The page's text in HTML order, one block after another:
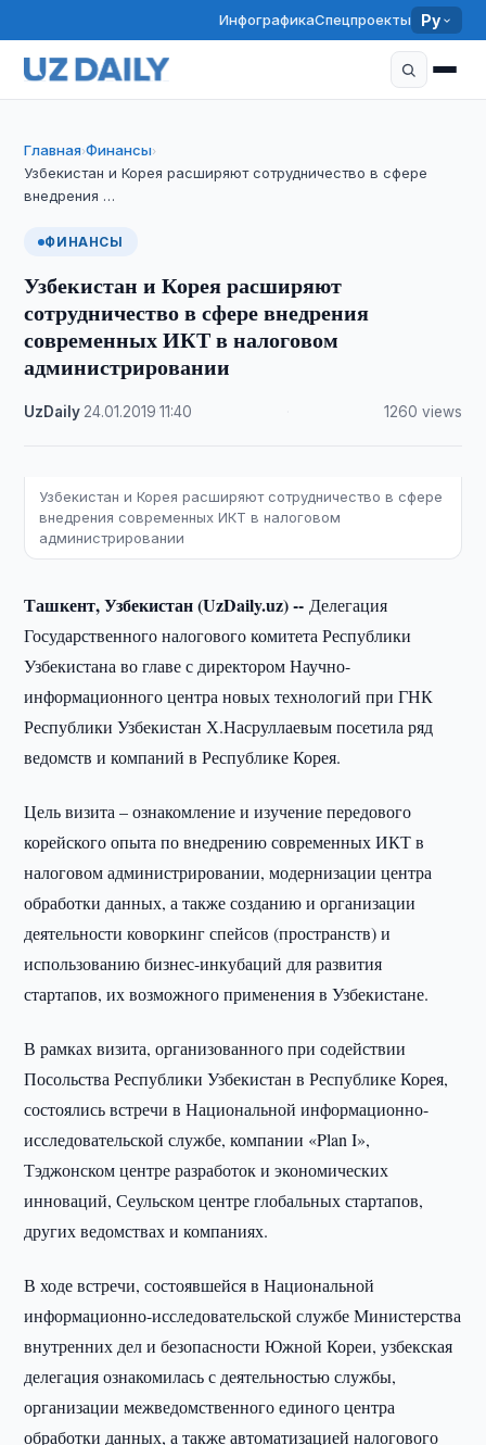
ИнфографикаСпецпроекты Ру
Главная›Финансы›
Узбекистан и Корея расширяют сотрудничество в сфере
внедрения …
ФИНАНСЫ
Узбекистан и Корея расширяют
сотрудничество в сфере внедрения
современных ИКТ в налоговом
администрировании
UzDaily 24.01.2019 ·11:40 1260 views
Узбекистан и Корея расширяют сотрудничество в сфере
внедрения современных ИКТ в налоговом
администрировании
Ташкент, Узбекистан (UzDaily.uz) --Делегация
Государственного налогового комитета Республики
Узбекистана во главе с директором Научно-
информационного центра новых технологий при ГНК
Республики Узбекистан Х.Насруллаевым посетила ряд
ведомств и компаний в Республике Корея.
Цель визита – ознакомление и изучение передового
корейского опыта по внедрению современных ИКТ в
налоговом администрировании, модернизации центра
обработки данных, а также созданию и организации
деятельности коворкинг спейсов (пространств) и
использованию бизнес-инкубаций для развития
стартапов, их возможного применения в Узбекистане.
В рамках визита, организованного при содействии
Посольства Республики Узбекистан в Республике Корея,
состоялись встречи в Национальной информационно-
исследовательской службе, компании «Plan I»,
Тэджонском центре разработок и экономических
инноваций, Сеульском центре глобальных стартапов,
других ведомствах и компаниях.
В ходе встречи, состоявшейся в Национальной
информационно-исследовательской службе Министерства
внутренних дел и безопасности Южной Кореи, узбекская
делегация ознакомилась с деятельностью службы,
организации межведомственного единого центра
обработки данных, а также автоматизацией налогового